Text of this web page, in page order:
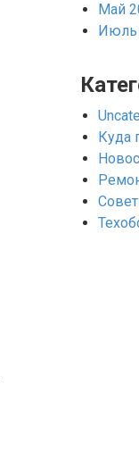
Май
Июль
Куда